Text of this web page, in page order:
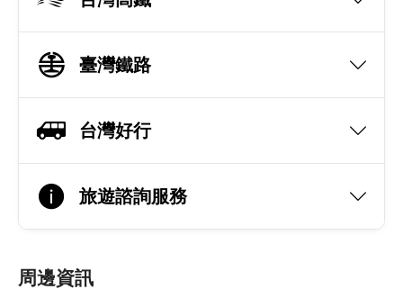
臺灣鐵路
台灣好行
旅遊諮詢服務
周邊資訊